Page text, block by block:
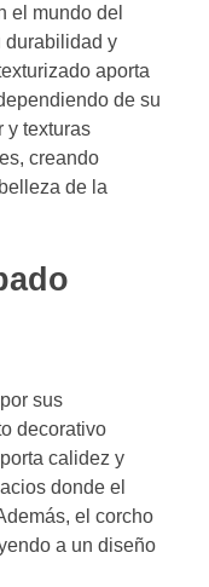
el mundo del
durabilidad y
aporta
de su
y texturas
creando
de la
sus
decorativo
calidez y
donde el
el corcho
a un diseño